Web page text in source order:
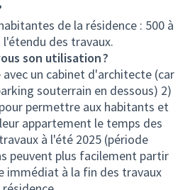
de la résidence : 500 à
l'étendu des travaux.
son utilisation ?
un cabinet d'architecte (car
souterrain en dessous) 2)
permettre aux habitants et
appartement le temps des
à l'été 2025 (période
peuvent plus facilement partir
immédiat à la fin des travaux